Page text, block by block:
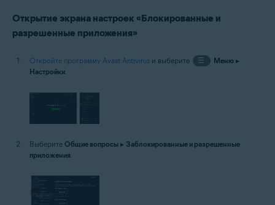
Открытие экрана настроек «Блокированные и
разрешенные приложения»
Откройте программу Avast Antivirus и выберите ☰ Меню▸
Настройки.
Выберите Общие вопросы ▸ Заблокированные и разрешенные
приложения.